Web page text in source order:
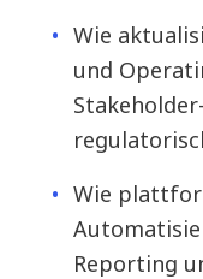
Wie
und
Wie
Reporting